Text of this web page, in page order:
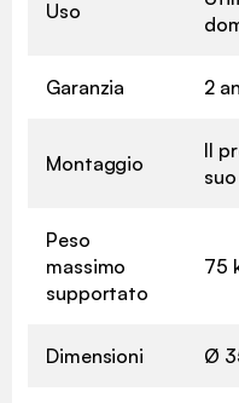
Uso
Garanzia 2
Montaggio
Il
Peso
massimo
supportato
75
Dimensioni Ø